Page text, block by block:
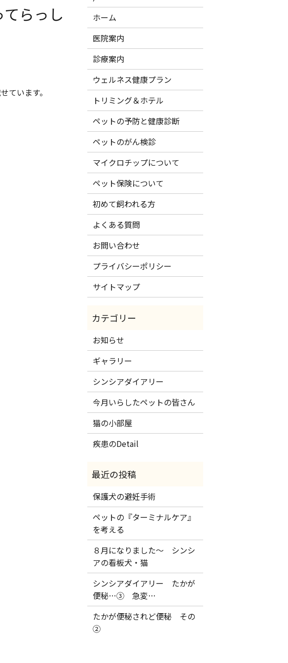
らっし
ています。
ホーム
医院案内
診療案内
ウェルネス健康プラン
トリミング＆ホテル
ペットの予防と健康診断
ペットのがん検診
マイクロチップについて
ペット保険について
初めて飼われる方
よくある質問
お問い合わせ
プライバシーポリシー
サイトマップ
お知らせ
ギャラリー
シンシアダイアリー
今月いらしたペットの皆さん
猫の小部屋
疾患のDetail
保護犬の避妊手術
ペットの『ターミナルケア』
を考える
８月になりました～ シンシ
アの看板犬・猫
シンシアダイアリー たかが
便秘…③ 急変…
たかが便秘されど便秘 その
②